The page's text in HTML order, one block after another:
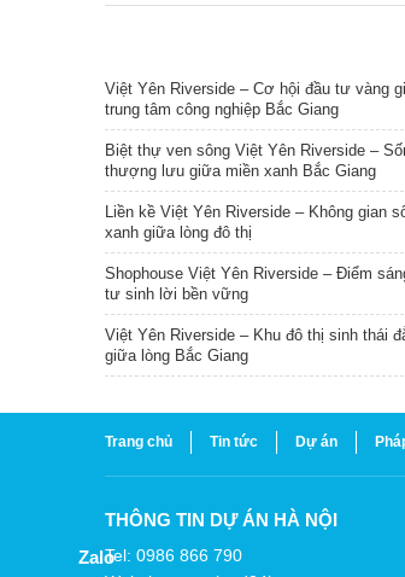
Việt Yên Riverside – Cơ hội đầu tư vàng
trung tâm công nghiệp Bắc Giang
Biệt thự ven sông Việt Yên Riverside –
thượng lưu giữa miền xanh Bắc Giang
Liền kề Việt Yên Riverside – Không gian
xanh giữa lòng đô thị
Shophouse Việt Yên Riverside – Điểm
tư sinh lời bền vững
Việt Yên Riverside – Khu đô thị sinh thái
giữa lòng Bắc Giang
Trang chủ Tin tức Dự án
THÔNG TIN DỰ ÁN HÀ NỘI
Tel: 0986 866 790
Zalo